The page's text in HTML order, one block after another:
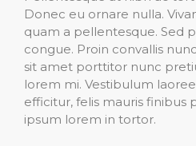
Donec eu ornare nulla.
quam a pellentesque. Sed
congue. Proin convallis
sit amet porttitor nunc
lorem mi. Vestibulum
efficitur, felis mauris finibus
ipsum lorem in tortor.